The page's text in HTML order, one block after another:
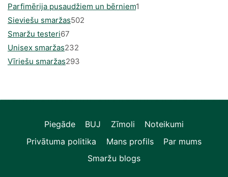
produkts
Parfimērija pusaudžiem un bērniem1
Sieviešu smaržas502
Smaržu testeri67
produkts
Unisex smaržas232
produkts
Vīriešu smaržas293
Piegāde BUJ Zīmoli
Noteikumi
Privātuma politika
Mans profils
Par mums
Smaržu blogs